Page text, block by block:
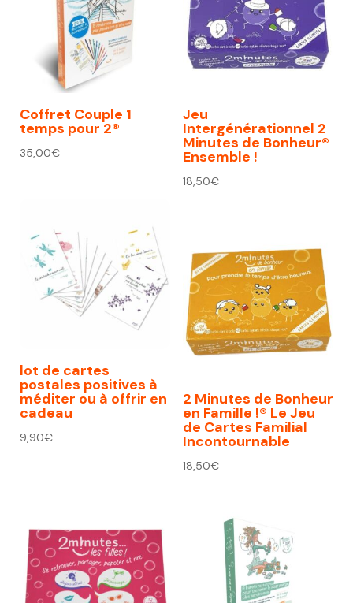
Coffret Couple 1
temps pour 2®
35,00€
Jeu
Intergénérationnel 2
Minutes de Bonheur®
Ensemble !
18,50€
lot de cartes
postales positives à
méditer ou à offrir en
cadeau
9,90€
2 Minutes de Bonheur
en Famille !® Le Jeu
de Cartes Familial
Incontournable
18,50€